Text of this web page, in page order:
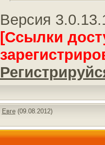
Версия
[Ссылки
Евге(09.08.2012)